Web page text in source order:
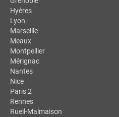
Hyères
Lyon
Marseille
Meaux
Montpellier
Mérignac
Nantes
Nice
Paris 2
Rennes
Rueil-Malmaison